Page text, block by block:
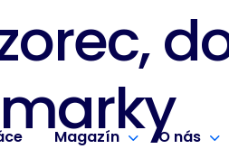
Magazín O nás